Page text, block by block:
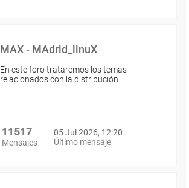
MAX - MAdrid_linuX
En este foro trataremos los temas
relacionados con la distribución…
11517
Mensajes
05 Jul 2026, 12:20
Último mensaje